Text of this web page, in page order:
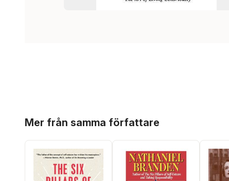
Mer från samma författare